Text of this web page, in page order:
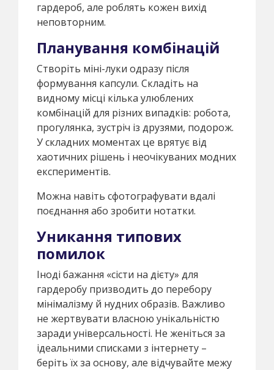
гардероб, але роблять кожен вихід
неповторним.
Планування комбінацій
Створіть міні-луки одразу після
формування капсули. Складіть на
видному місці кілька улюблених
комбінацій для різних випадків: робота,
прогулянка, зустріч із друзями, подорож.
У складних моментах це врятує від
хаотичних рішень і неочікуваних модних
експериментів.
Можна навіть сфотографувати вдалі
поєднання або зробити нотатки.
Уникання типових
помилок
Іноді бажання «сісти на дієту» для
гардеробу призводить до перебору
мінімалізму й нудних образів. Важливо
не жертвувати власною унікальністю
заради універсальності. Не женіться за
ідеальними списками з інтернету –
беріть їх за основу, але відчувайте межу